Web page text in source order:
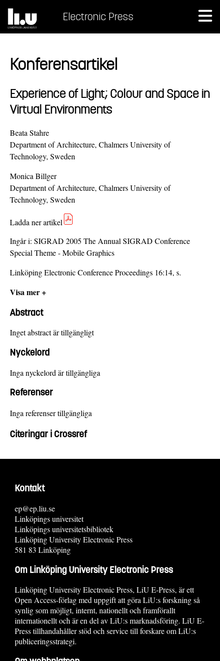
Electronic Press
Konferensartikel
Experience of Light; Colour and Space in
Virtual Environments
Beata Stahre
Department of Architecture, Chalmers University of
Technology, Sweden
Monica Billger
Department of Architecture, Chalmers University of
Technology, Sweden
Ladda ner artikel
Ingår i: SIGRAD 2005 The Annual SIGRAD Conference
Special Theme - Mobile Graphics
Linköping Electronic Conference Proceedings 16:14, s.
Visa mer +
Abstract
Inget abstract är tillgängligt
Nyckelord
Inga nyckelord är tillgängliga
Referenser
Inga referenser tillgängliga
Citeringar i Crossref
Kontakt
ep@ep.liu.se
Linköpings universitet
Linköpings universitetsbibliotek
Linköping University Electronic Press
581 83 Linköping
Om Linköping University Electronic Press
Linköping University Electronic Press, LiU E-Press, är ett
Open Access-förlag med uppgift att göra LiU:s forskning så
synlig som möjligt, internt, nationellt och framförallt
internationellt och är en del av LiU:s marknadsföring. LiU E-
Press tillhandahåller stöd och service till forskare om LiU:s
publiceringsstrategi.